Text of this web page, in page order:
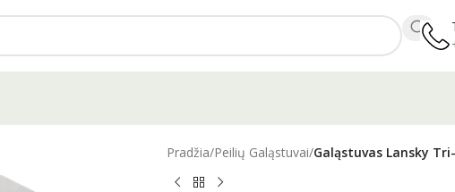
Pradžia/Peilių Galąstuvai/Galąstuvas Lansky